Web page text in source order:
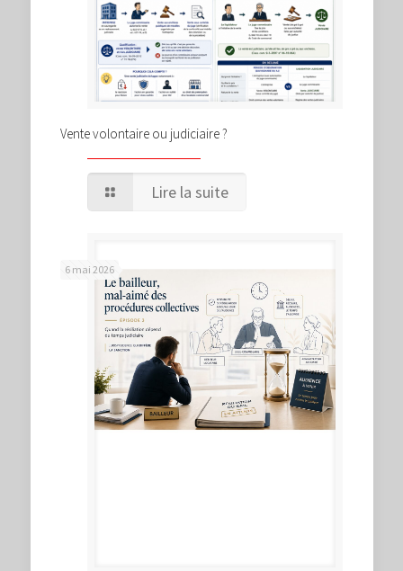
Vente volontaire ou judiciaire ?
Lire la suite
6 mai 2026